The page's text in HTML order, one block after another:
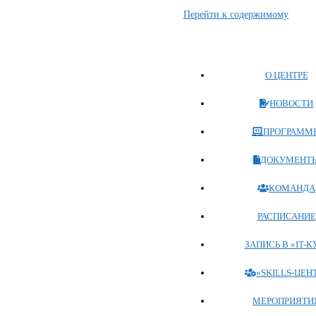
Перейти к содержимому
О ЦЕНТРЕ
НОВОСТИ
КОМАНДА
РАСПИСАНИЕ
ЗАПИСЬ В «IT-
«SKILLS-